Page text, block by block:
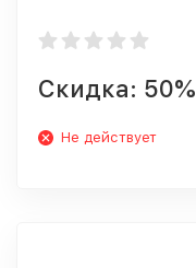
Скидка: 50%
Не действует